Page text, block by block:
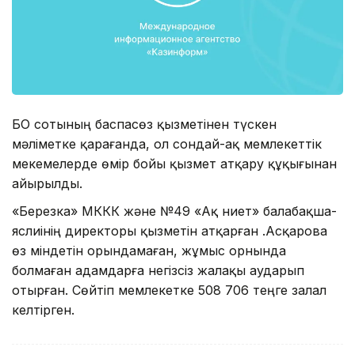
БҚО сотының баспасөз қызметінен түскен
мәліметке қарағанда, ол сондай-ақ мемлекеттік
мекемелерде өмір бойы қызмет атқару құқығынан
айырылды.
«Березка» МККК және №49 «Ақ ниет» балабақша-
яслиінің директоры қызметін атқарған Қ.Асқарова
өз міндетін орындамаған, жұмыс орнында
болмаған адамдарға негізсіз жалақы аударып
отырған. Сөйтіп мемлекетке 508 706 теңге залал
келтірген.